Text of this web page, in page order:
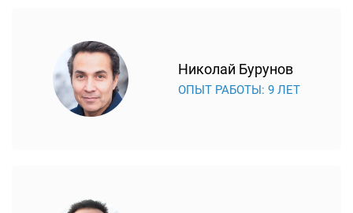
Николай Бурунов
ОПЫТ РАБОТЫ: 9 ЛЕТ